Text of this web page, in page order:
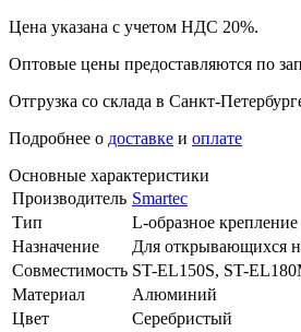
Цена указана с учетом НДС 20%.
Оптовые цены предоставляются по
Отгрузка со склада в Санкт-
Подробнее о доставке и оплате
Основные характеристики
Производитель Smartec
Тип
L-образное крепление
Назначение
Для открывающихся
Совместимость ST-EL150S, ST-
Материал
Алюминий
Цвет
Серебристый